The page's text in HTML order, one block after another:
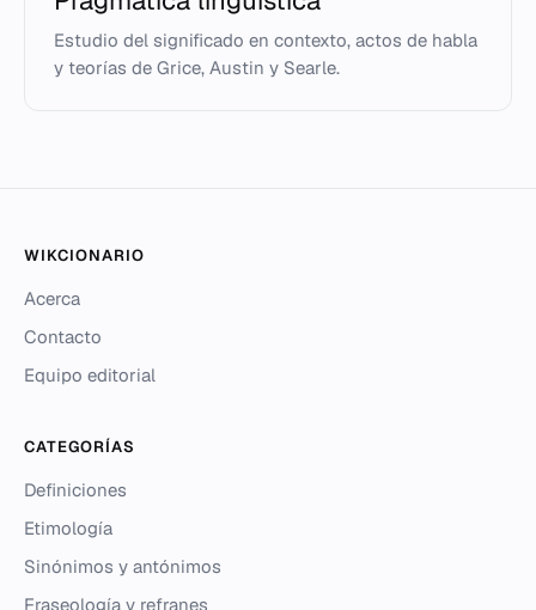
Estudio del significado en contexto, actos de habla
y teorías de Grice, Austin y Searle.
WIKCIONARIO
Acerca
Contacto
Equipo editorial
CATEGORÍAS
Definiciones
Etimología
Sinónimos y antónimos
Fraseología y refranes